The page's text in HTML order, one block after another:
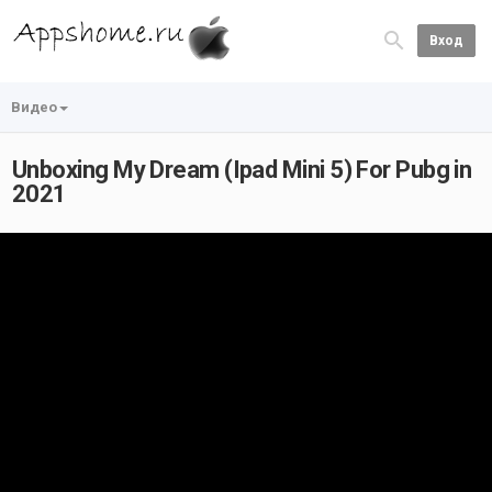
Вход
Видео
Unboxing My Dream (Ipad Mini 5) For Pubg in
2021